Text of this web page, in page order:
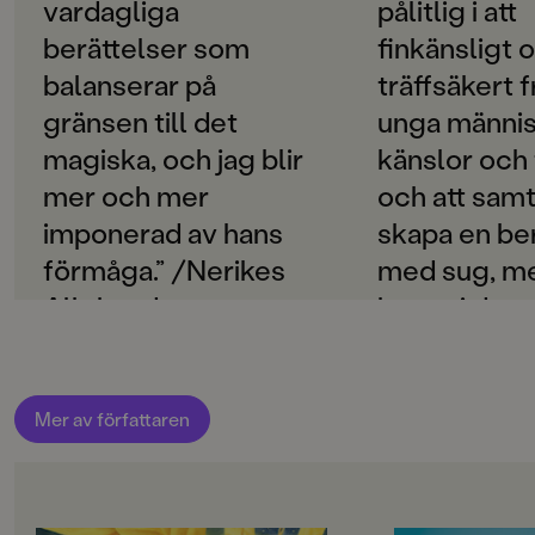
Tillsammans med Saga utforskar Buster en ny, magisk
värld - både den som finns i biografens förtrollande
mörker och den som bor i hans bröst.
Sju förtrollade kvällarär en finstämd och sprakande
berättelse om vänskap, kärlek och att finna svar på det
som ibland är svårt att förstå.
PUBLICERINGSDATUM
2015-09-10
Produktion
Produktdetaljer
ISBN
9789129697797
FORMAT
vardagliga
berättelser som
balanserar på
gränsen till det
magiska, och jag blir
mer och mer
imponerad av hans
förmåga.” /Nerikes
Allehanda
pålitlig i att
finkänsligt
träffsäkert
unga
känslor och
och att
skapa en
med sug,
benet i den
Mer av författaren